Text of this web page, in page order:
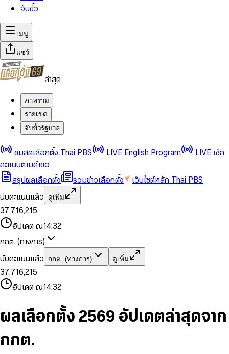
จับขั้ว
เมนู
แชร์
ล่าสุด
ภาพรวม
รายเขต
จับขั้วรัฐบาล
ชมสดเลือกตั้ง Thai PBS LIVE English Program
LIVE เช็ก
คะแนนตามคำขอ
สรุปผลเลือกตั้ง
รวมข่าวเลือกตั้ง
เว็บไซต์หลัก Thai PBS
นับคะแนนแล้ว
ดูเพิ่ม
0
1
2
3
4
5
6
8
9
0
1
2
3
4
5
6
7
8
9
,
0
1
2
4
6
7
8
9
0
1
2
3
4
5
6
7
8
9
0
1
3
5
6
7
8
9
,
1
2
4
5
7
8
9
0
1
3
4
6
7
8
9
0
2
3
4
5
7
8
อัปเดต ณ14:32
กกต. (ทางการ)
นับคะแนนแล้ว
กกต. (ทางการ) ดูเพิ่ม
0
1
2
3
4
5
7
8
0
1
2
4
5
6
7
8
9
,
0
1
2
4
6
7
8
9
0
1
2
3
5
6
8
9
0
1
3
5
6
7
8
,
1
2
4
6
7
9
0
1
3
5
6
8
9
0
2
3
4
5
7
9
อัปเดต ณ14:32
ผลเลือกตั้ง 2569 อัปเดตล่าสุดจาก
กกต.